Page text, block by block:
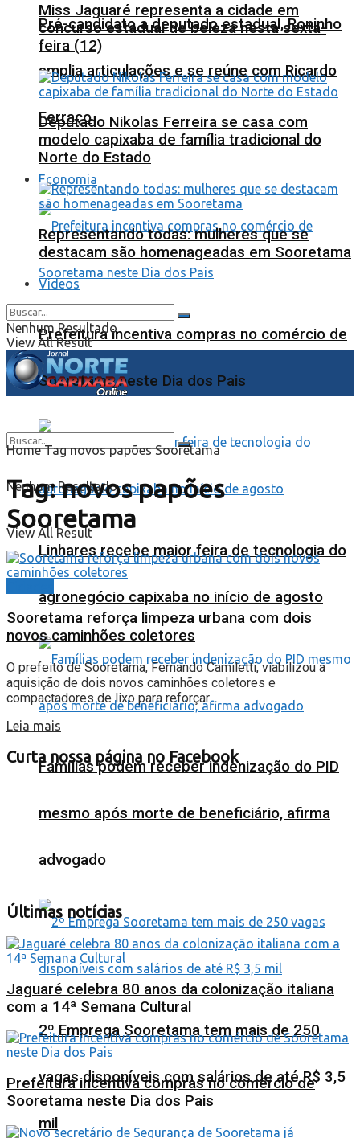
Pré-candidato a deputado estadual, Roninho
amplia articulações e se reúne com Ricardo
Ferraço
Economia
Prefeitura incentiva compras no comércio de
Sooretama neste Dia dos Pais
Linhares recebe maior feira de tecnologia do
agronegócio capixaba no início de agosto
Famílias podem receber indenização do PID
mesmo após morte de beneficiário, afirma
advogado
2º Emprega Sooretama tem mais de 250
vagas disponíveis com salários de até R$ 3,5
mil
Miss Jaguaré representa a cidade em
concurso estadual de beleza nesta sexta-
feira (12)
Deputado Nikolas Ferreira se casa com
modelo capixaba de família tradicional do
Norte do Estado
Representando todas: mulheres que se
destacam são homenageadas em Sooretama
Videos
Nenhum Resultado
View All Result
Nenhum Resultado
View All Result
Home Tag novos papões Sooretama
Tag:novos papões
Sooretama
Sooretama reforça limpeza urbana com dois
novos caminhões coletores
O prefeito de Sooretama, Fernando Camiletti, viabilizou a
aquisição de dois novos caminhões coletores e
compactadores de lixo para reforçar ...
Leia mais
Curta nossa página no Facebook
Últimas notícias
Jaguaré celebra 80 anos da colonização italiana
com a 14ª Semana Cultural
Prefeitura incentiva compras no comércio de
Sooretama neste Dia dos Pais